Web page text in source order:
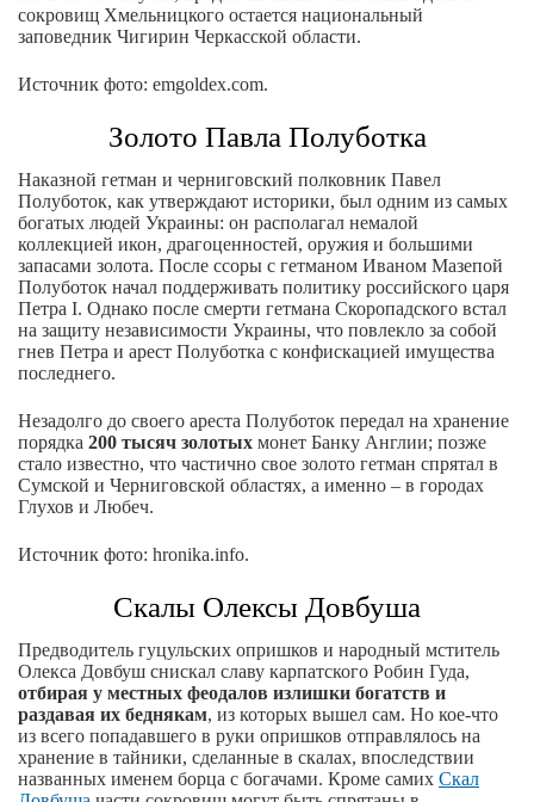
сокровищ Хмельницкого остается национальный
заповедник Чигирин Черкасской области.
Источник фото: emgoldex.com.
Золото Павла Полуботка
Наказной гетман и черниговский полковник Павел
Полуботок, как утверждают историки, был одним из самых
богатых людей Украины: он располагал немалой
коллекцией икон, драгоценностей, оружия и большими
запасами золота. После ссоры с гетманом Иваном Мазепой
Полуботок начал поддерживать политику российского царя
Петра I. Однако после смерти гетмана Скоропадского встал
на защиту независимости Украины, что повлекло за собой
гнев Петра и арест Полуботка с конфискацией имущества
последнего.
Незадолго до своего ареста Полуботок передал на хранение
порядка 200 тысяч золотых монет Банку Англии; позже
стало известно, что частично свое золото гетман спрятал в
Сумской и Черниговской областях, а именно – в городах
Глухов и Любеч.
Источник фото: hronika.info.
Скалы Олексы Довбуша
Предводитель гуцульских опришков и народный мститель
Олекса Довбуш снискал славу карпатского Робин Гуда,
отбирая у местных феодалов излишки богатств и
раздавая их беднякам, из которых вышел сам. Но кое-что
из всего попадавшего в руки опришков отправлялось на
хранение в тайники, сделанные в скалах, впоследствии
названных именем борца с богачами. Кроме самих Скал